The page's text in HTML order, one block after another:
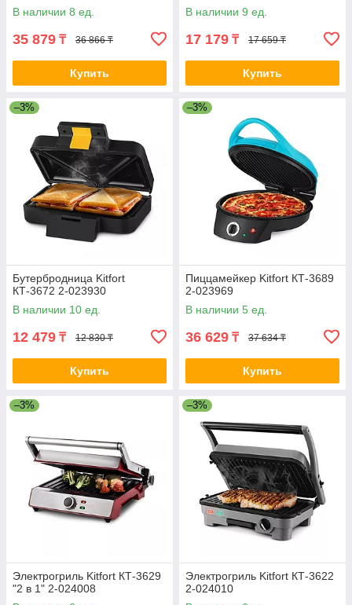
В наличии 8 ед.
35 879 ₸ 36 866 ₸
Купить
В наличии 9 ед.
17 179 ₸ 17 659 ₸
Купить
–3%
Бутербродница Kitfort
КТ-3672 2-023930
В наличии 10 ед.
12 479 ₸ 12 830 ₸
Купить
–3%
Пиццамейкер Kitfort КТ-3689
2-023969
В наличии 5 ед.
36 629 ₸ 37 634 ₸
Купить
–3%
Электрогриль Kitfort КТ-3629
"2 в 1" 2-024008
–3%
Электрогриль Kitfort КТ-3622
2-024010